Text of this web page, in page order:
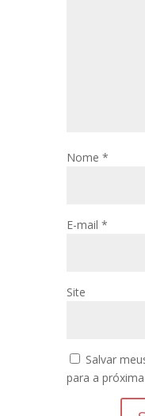
Nome *
E-mail *
Site
Salvar
para a